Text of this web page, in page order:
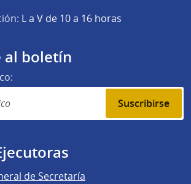
L a V de 10 a 16 horas
al boletín
Suscribirse
de Secretaría